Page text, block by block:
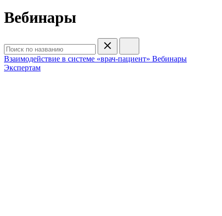
Вебинары
Взаимодействие в системе «врач-пациент» Вебинары
Экспертам